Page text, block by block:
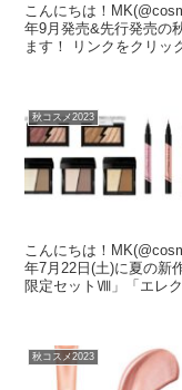
こんにちは！MK(@cosmejouhou)です
年9月発売&先行発売の
ます！ リンクをクリックすると、各ブランドの詳しい記事を見るこ
秋コスメ2023
こんにちは！MK(@cosmejouhou)です。
年7月22日(土)に夏の新
限定セットⅧ」「エレ
秋コスメ2023